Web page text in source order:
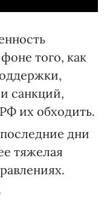
того, как
санкций,
их обходить.
дни
тяжелая